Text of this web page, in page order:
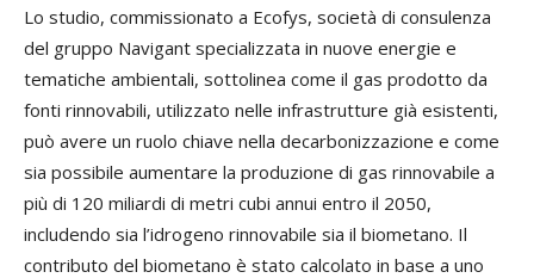
Lo studio, commissionato a Ecofys, società di consulenza
del gruppo Navigant specializzata in nuove energie e
tematiche ambientali, sottolinea come il gas prodotto da
fonti rinnovabili, utilizzato nelle infrastrutture già esistenti,
può avere un ruolo chiave nella decarbonizzazione e come
sia possibile aumentare la produzione di gas rinnovabile a
più di 120 miliardi di metri cubi annui entro il 2050,
includendo sia l’idrogeno rinnovabile sia il biometano. Il
contributo del biometano è stato calcolato in base a uno